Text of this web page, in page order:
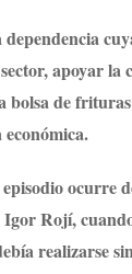
apoyar la
bolsa de
ocurre
Rojí,
realizarse